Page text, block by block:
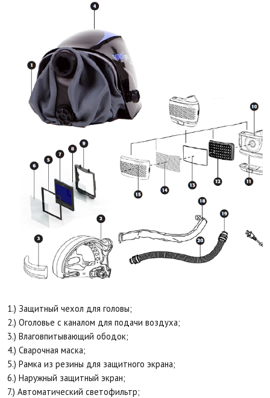
1.) Защитный чехол для головы;
2.) Оголовье с каналом для подачи воздуха;
3.) Влаговпитывающий ободок;
4.) Сварочная маска;
5.) Рамка из резины для защитного экрана;
6.) Наружный защитный экран;
7.) Автоматический светофильтр;